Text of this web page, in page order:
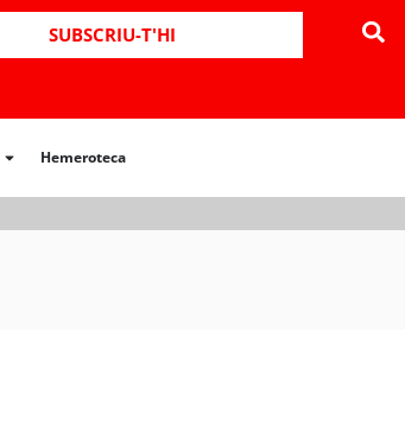
SUBSCRIU-T'HI
Hemeroteca
Hemeroteca